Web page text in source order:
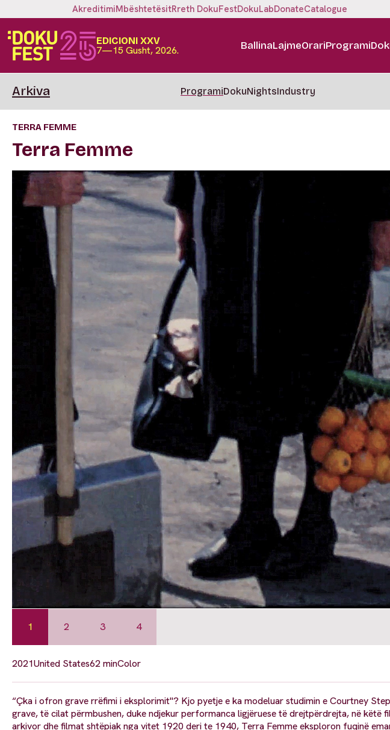
AkreditimiMbështetësitRreth DokuFestDokuLabDonateCatalogue
EDICIONI XXV
7—15 Gusht, 2026. BallinaLajmeOrariProgrami
Arkiva ProgramiDokuNightsIndustry
TERRA FEMME
Terra Femme
1 2 3 4
2021United States62 minColor
“Çka i ofron grave rrëfimi i eksplorimit"? Kjo pyetje e ka modeluar studimin e Courtney
grave, të cilat përmbushen, duke ndjekur performanca ligjëruese të drejtpërdrejta, në këtë
arkivor dhe filmat shtëpiak nga vitet 1920 deri te 1940, Terra Femme eksploron fuqinë